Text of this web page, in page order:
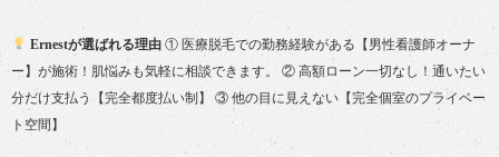
Ernestが選ばれる理由① 医療脱毛での勤務経験がある【男性看護師オーナ
ー】が施術！肌悩みも気軽に相談できます。 ② 高額ローン一切なし！通いたい
分だけ支払う【完全都度払い制】 ③ 他の目に見えない【完全個室のプライベー
ト空間】